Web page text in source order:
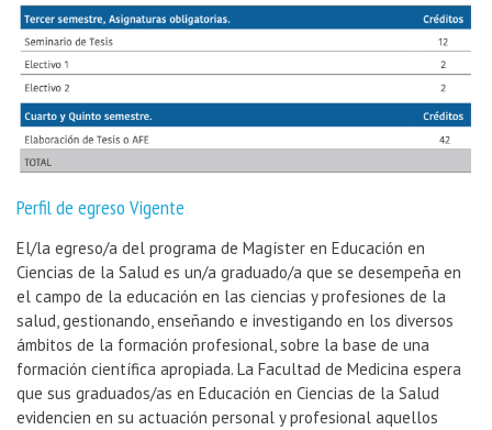
Perfil de egreso Vigente
El/la egreso/a del programa de Magíster en Educación en
Ciencias de la Salud es un/a graduado/a que se desempeña en
el campo de la educación en las ciencias y profesiones de la
salud, gestionando, enseñando e investigando en los diversos
ámbitos de la formación profesional, sobre la base de una
formación científica apropiada. La Facultad de Medicina espera
que sus graduados/as en Educación en Ciencias de la Salud
evidencien en su actuación personal y profesional aquellos